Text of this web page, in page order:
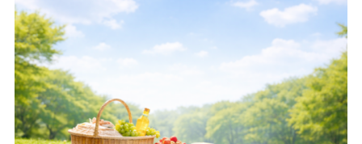
部分 ・乳首の細かい穴 は洗い残しが出やすい場所！ だからこ
シリ
コンブラシが人気の理由 MOYUUMの哺乳瓶ブラシは、やわらか
いシリコン素材。 一般的なスポンジタイプと比べて、うれしいポ
イントがあります。 ☑乾きやすくて衛生的 水が残りにくいの
で、雑菌やニオイが気になりにくいのが特徴
毎日使うベビー
用品だから、清潔に保ちやすいのは安心ですよね！ ☑哺乳瓶を